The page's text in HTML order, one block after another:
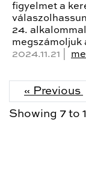
figyelmet a
24.
megszámoljuk
2024.11.21 |
« Previous
Showing 7 to